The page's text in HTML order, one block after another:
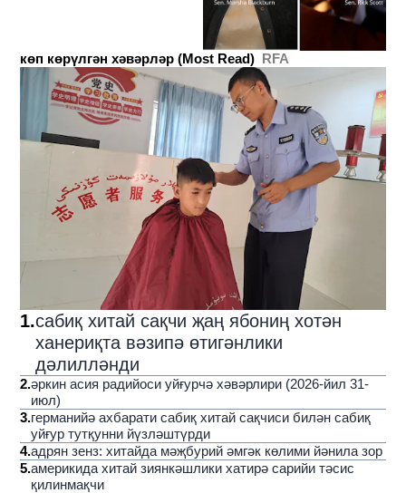
көп көрүлгән хәвәрләр (Most Read) RFA
1.сабиқ хитай сақчи җаң ябониң хотән
ханериқта вәзипә өтигәнлики
дәлилләнди
2.әркин асия радийоси уйғурчә хәвәрлири (2026-йил 31-
июл)
3.германийә ахбарати сабиқ хитай сақчиси билән сабиқ
уйғур тутқунни йүзләштүрди
4.адрян зенз: хитайда мәҗбурий әмгәк көлими йәнила зор
5.америкида хитай зиянкәшлики хатирә сарийи тәсис
қилинмақчи